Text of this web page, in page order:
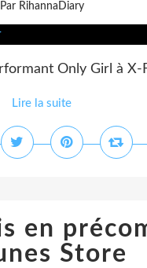
Par RihannaDiary
Only Girl à X-
Lire la suite
en
Store